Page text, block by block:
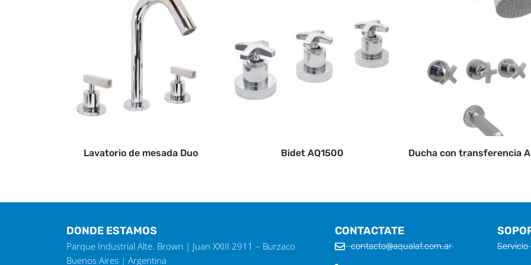
Lavatorio de mesada Duo Bidet AQ1500 Ducha con transferencia
DONDE ESTAMOS
Parque Industrial Alte. Brown | Juan XXIII 2911 – Burzaco
Buenos Aires | Argentina
CONTACTATE
contacto@aqualaf.com.ar Servicio